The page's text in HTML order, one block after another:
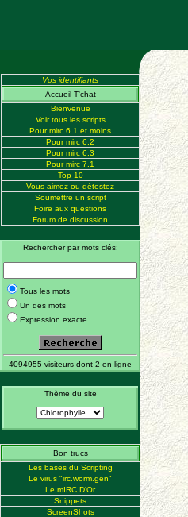
Vos identifiants
Accueil T'chat
Bienvenue
Voir tous les scripts
Pour mirc 6.1 et moins
Pour mirc 6.2
Pour mirc 6.3
Pour mirc 7.1
Top 10
Vous aimez ou détestez
Soumettre un script
Foire aux questions
Forum de discussion
Rechercher par mots clés:
Tous les mots
Un des mots
Expression exacte
4094955 visiteurs dont 2 en ligne
Thème du site
Bon trucs
Les bases du Scripting
Le virus "irc.worm.gen"
Le mIRC D'Or
Snippets
ScreenShots